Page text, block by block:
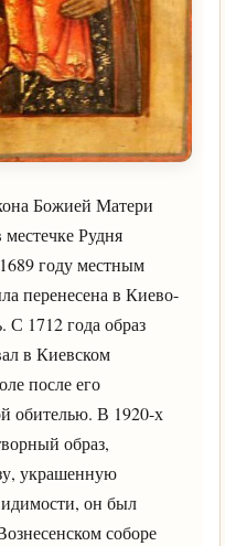
Божией Матери
Рудня
году местным
перенесена в Киево-
1712 года образ
в Киевском
после его
обителью. В 1920-х
образ,
украшенную
он был
соборе